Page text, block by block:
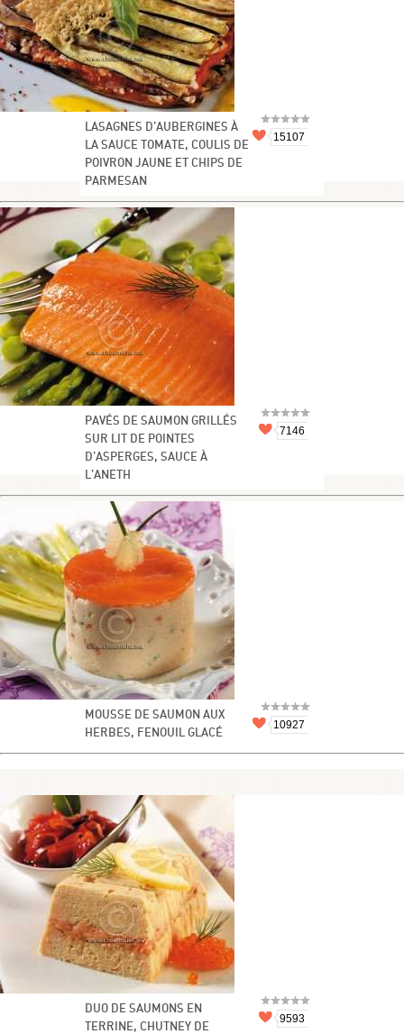
LASAGNES D’AUBERGINES À
LA SAUCE TOMATE, COULIS DE
POIVRON JAUNE ET CHIPS DE
PARMESAN
15107
PAVÉS DE SAUMON GRILLÉS
SUR LIT DE POINTES
D’ASPERGES, SAUCE À
L’ANETH
7146
MOUSSE DE SAUMON AUX
HERBES, FENOUIL GLACÉ
10927
DUO DE SAUMONS EN
TERRINE, CHUTNEY DE
9593